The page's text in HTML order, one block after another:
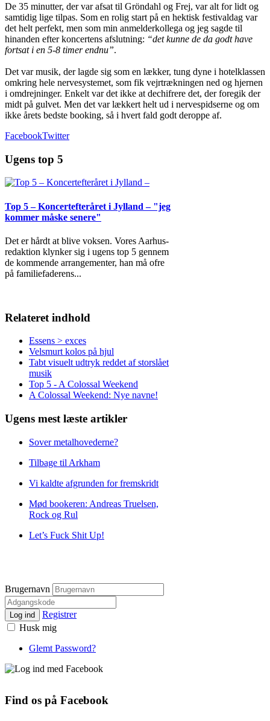
De 35 minutter, der var afsat til Gröndahl og Frej, var alt for lidt og
samtidig lige tilpas. Som en rolig start på en hektisk festivaldag var
det helt perfekt, men som min anmelderkollega og jeg sagde til
hinanden efter koncertens afslutning: “det kunne de da godt have
fortsat i en 5-8 timer endnu”.
Det var musik, der lagde sig som en lækker, tung dyne i hotelklassen
omkring hele nervesystemet, som fik vejrtrækningen ned og hjernen
i omdrejninger. Enkelt var det ikke at dechifrere det, der foregik der
midt på gulvet. Men det var lækkert helt ud i nervespidserne og om
ikke årets bedste booking, så i hvert fald godt deroppe af.
FacebookTwitter
Ugens top 5
Top 5 – Koncertefteråret i Jylland – "jeg
kommer måske senere"
Det er hårdt at blive voksen. Vores Aarhus-
redaktion klynker sig i ugens top 5 gennem
de kommende arrangementer, han må ofre
på familiefaderens...
Relateret indhold
Essens > exces
Velsmurt kolos på hjul
Tabt visuelt udtryk reddet af storslået
musik
Top 5 - A Colossal Weekend
A Colossal Weekend: Nye navne!
Ugens mest læste artikler
Sover metalhovederne?
Tilbage til Arkham
Vi kaldte afgrunden for fremskridt
Mød bookeren: Andreas Truelsen,
Rock og Rul
Let’s Fuck Shit Up!
Brugernavn
Log ind
Registrer
Husk mig
Glemt Password?
Find os på Facebook